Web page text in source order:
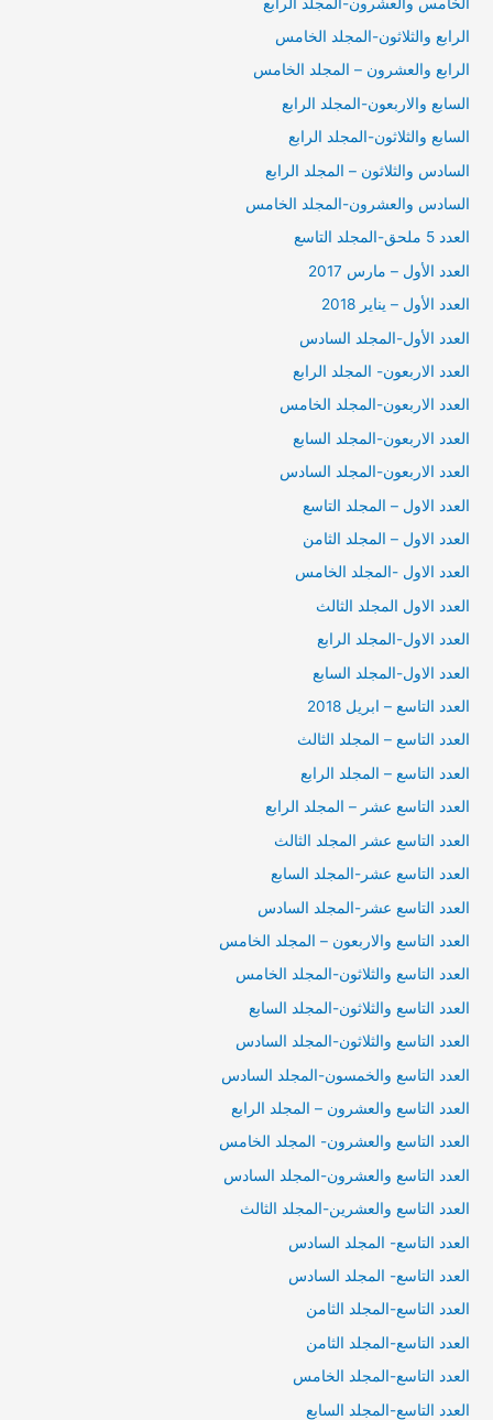
الرابع والثلاثون-المجلد الخامس
الرابع والعشرون – المجلد الخامس
السابع والاربعون-المجلد الرابع
السابع والثلاثون-المجلد الرابع
السادس والثلاثون – المجلد الرابع
السادس والعشرون-المجلد الخامس
العدد 5 ملحق-المجلد التاسع
العدد الأول – مارس 2017
العدد الأول – يناير 2018
العدد الأول-المجلد السادس
العدد الاربعون- المجلد الرابع
العدد الاربعون-المجلد الخامس
العدد الاربعون-المجلد السابع
العدد الاربعون-المجلد السادس
العدد الاول – المجلد التاسع
العدد الاول – المجلد الثامن
العدد الاول -المجلد الخامس
العدد الاول المجلد الثالث
العدد الاول-المجلد الرابع
العدد الاول-المجلد السابع
العدد التاسع – ابريل 2018
العدد التاسع – المجلد الثالث
العدد التاسع – المجلد الرابع
العدد التاسع عشر – المجلد الرابع
العدد التاسع عشر المجلد الثالث
العدد التاسع عشر-المجلد السابع
العدد التاسع عشر-المجلد السادس
العدد التاسع والاربعون – المجلد الخامس
العدد التاسع والثلاثون-المجلد الخامس
العدد التاسع والثلاثون-المجلد السابع
العدد التاسع والثلاثون-المجلد السادس
العدد التاسع والخمسون-المجلد السادس
العدد التاسع والعشرون – المجلد الرابع
العدد التاسع والعشرون- المجلد الخامس
العدد التاسع والعشرون-المجلد السادس
العدد التاسع والعشرين-المجلد الثالث
العدد التاسع- المجلد السادس
العدد التاسع- المجلد السادس
العدد التاسع-المجلد الثامن
العدد التاسع-المجلد الثامن
العدد التاسع-المجلد الخامس
العدد التاسع-المجلد السابع